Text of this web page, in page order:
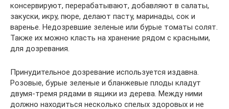
консервируют, перерабатывают, добавляют в салаты,
закуски, икру, пюре, делают пасту, маринады, сок и
варенье. Недозревшие зеленые или бурые томаты солят.
Также их можно класть на хранение рядом с красными,
для дозревания.
Принудительное дозревание используется издавна.
Розовые, бурые зеленые и бланжевые плоды кладут
двумя-тремя рядами в ящики из дерева. Между ними
должно находиться несколько спелых здоровых и не